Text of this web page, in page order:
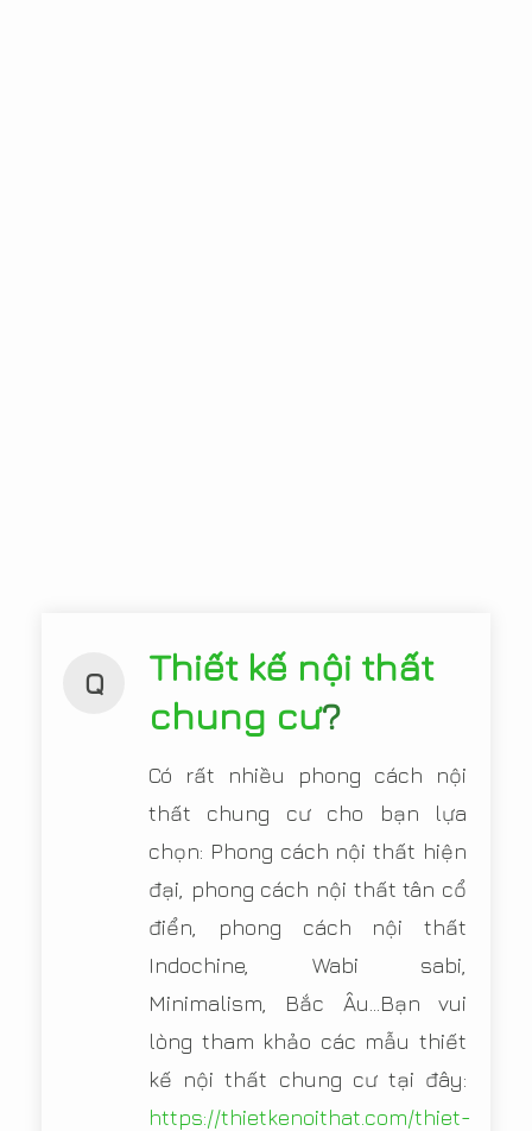
Q
Thiết kế nội thất
chung cư?
Có rất nhiều phong cách nội
thất chung cư cho bạn lựa
chọn: Phong cách nội thất hiện
đại, phong cách nội thất tân cổ
điển, phong cách nội thất
Indochine, Wabi sabi,
Minimalism, Bắc Âu...Bạn vui
lòng tham khảo các mẫu thiết
kế nội thất chung cư tại đây:
https://thietkenoithat.com/thiet-